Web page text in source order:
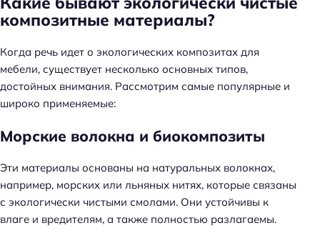
композитные материалы?
Когда речь идет о экологических композитах для
мебели, существует несколько основных типов,
достойных внимания. Рассмотрим самые популярные и
широко применяемые:
Морские волокна и биокомпозиты
Эти материалы основаны на натуральных волокнах,
например, морских или льняных нитях, которые связаны
с экологически чистыми смолами. Они устойчивы к
влаге и вредителям, а также полностью разлагаемы.